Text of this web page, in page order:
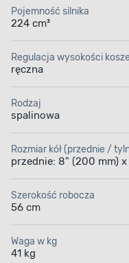
Pojemność silnika
224 cm³
Regulacja wysokości
ręczna
Rodzaj
spalinowa
Rozmiar kół (przednie /
przednie: 8" (200 mm) x
Szerokość robocza
56 cm
Waga w kg
41 kg